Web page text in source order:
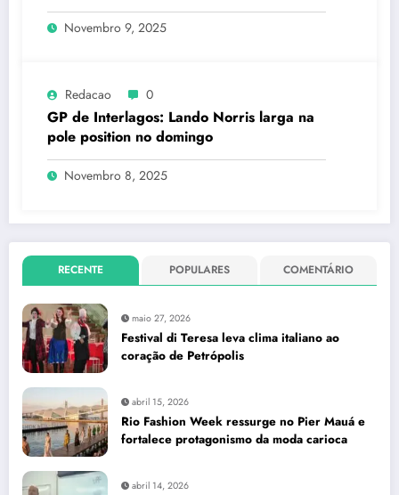
Novembro 9, 2025
Redacao 0
GP de Interlagos: Lando Norris larga na
pole position no domingo
Novembro 8, 2025
RECENTE POPULARES COMENTÁRIO
maio 27, 2026
Festival di Teresa leva clima italiano ao
coração de Petrópolis
abril 15, 2026
Rio Fashion Week ressurge no Pier Mauá e
fortalece protagonismo da moda carioca
abril 14, 2026